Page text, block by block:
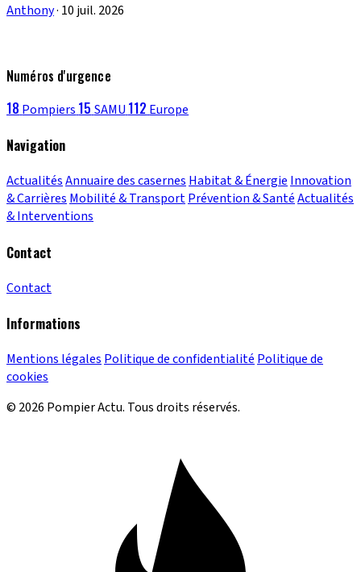
Anthony· 10 juil. 2026
Numéros d'urgence
18 Pompiers 15 SAMU 112 Europe
Navigation
ActualitésAnnuaire des casernes Habitat & Énergie Innovation
& Carrières Mobilité & TransportPrévention & SantéActualités
& Interventions
Contact
Contact
Informations
Mentions légales Politique de confidentialité Politique de
cookies
© 2026 Pompier Actu. Tous droits réservés.